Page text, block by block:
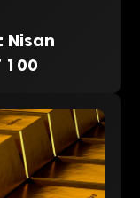
Nisan
100